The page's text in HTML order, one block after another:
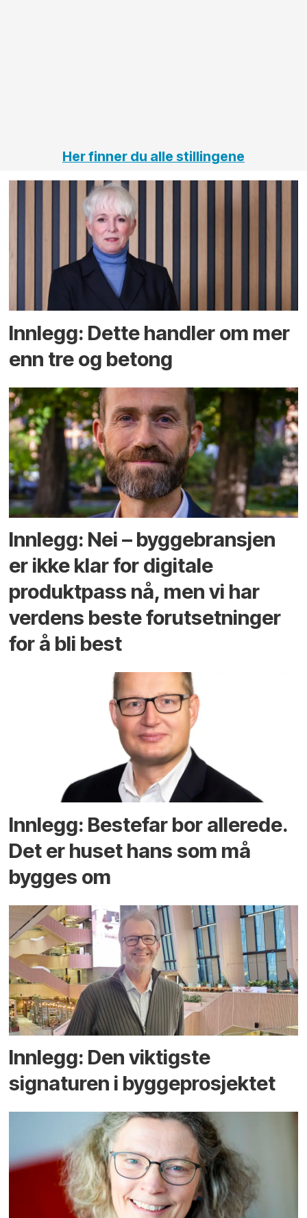
Her finner du alle stillingene
Innlegg: Dette handler om mer
enn tre og betong
Innlegg: Nei – byggebransjen
er ikke klar for digitale
produktpass nå, men vi har
verdens beste forutsetninger
for å bli best
Innlegg: Bestefar bor allerede.
Det er huset hans som må
bygges om
Innlegg: Den viktigste
signaturen i bygge­­prosjektet